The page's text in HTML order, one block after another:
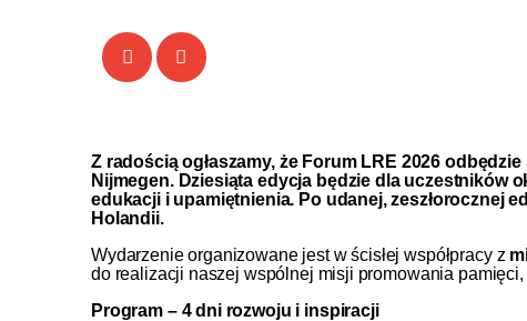
Z radością ogłaszamy, że Forum LRE 2026 odbędzie
Nijmegen. Dziesiąta edycja będzie dla uczestników
edukacji i upamiętnienia. Po udanej, zeszłorocznej
Holandii.
Wydarzenie organizowane jest w ścisłej współpracy z
do realizacji naszej wspólnej misji promowania
Program – 4 dni rozwoju i inspiracji